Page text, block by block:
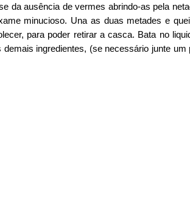
da ausência de vermes abrindo-as pela
minucioso. Una as duas metades e
para poder retirar a casca. Bata no
ingredientes, (se necessário junte um